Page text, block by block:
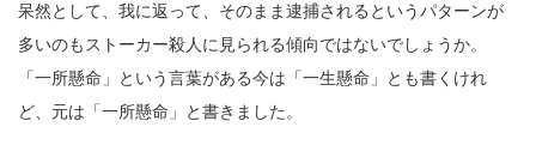
呆然として、我に返って、そのまま逮捕されるというパターンが
多いのもストーカー殺人に見られる傾向ではないでしょうか。
「一所懸命」という言葉がある今は「一生懸命」とも書くけれ
ど、元は「一所懸命」と書きました。